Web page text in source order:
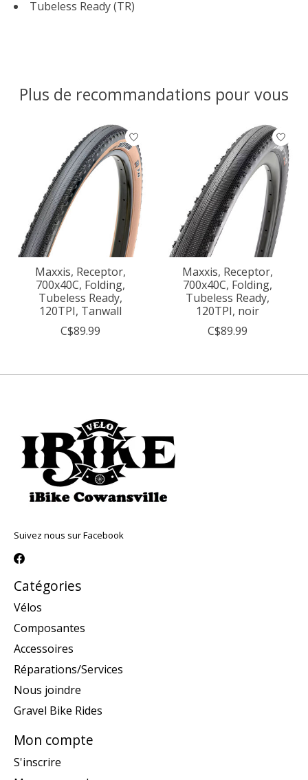
Tubeless Ready (TR)
Plus de recommandations pour vous
Articles du carrousel de produits
Maxxis, Receptor,
700x40C, Folding,
Tubeless Ready,
120TPI, Tanwall
C$89.99
Maxxis, Receptor,
700x40C, Folding,
Tubeless Ready,
120TPI, noir
C$89.99
Suivez nous sur Facebook
Catégories
Vélos
Composantes
Accessoires
Réparations/Services
Nous joindre
Gravel Bike Rides
Mon compte
S'inscrire